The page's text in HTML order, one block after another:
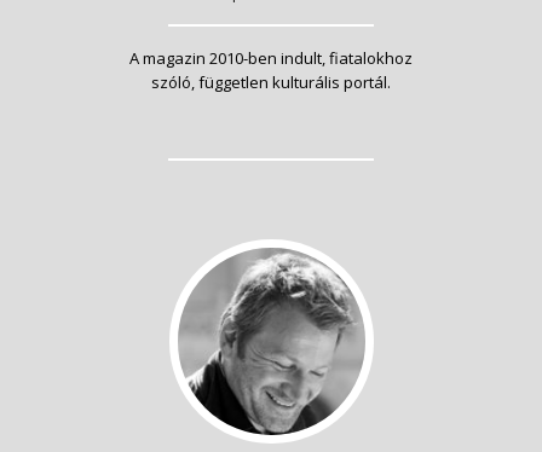
A magazin 2010-ben indult, fiatalokhoz
szóló, független kulturális portál.